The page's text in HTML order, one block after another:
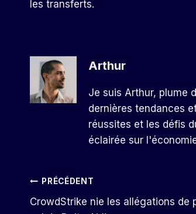
les transferts.
Arthur
Je suis Arthur, plume
dernières tendances
réussites et les défis
éclairée sur
Navigation
PRÉCÉDENT
CrowdStrike nie les allégations de